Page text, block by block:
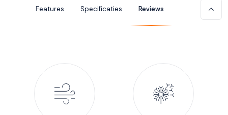
Features Specificaties Reviews